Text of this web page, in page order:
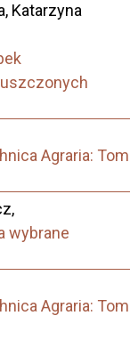
Katarzyna
Agraria: Tom
wybrane
Agraria: Tom